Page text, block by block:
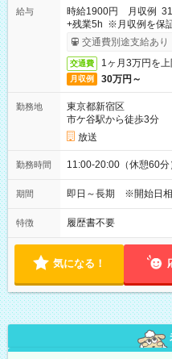
給与
時給1900円 月収例 31
+残業5h ※月収例を保
取りサービス利用可（
交通費別途支給あり
交通費 1ヶ月3万円を
月収例 30万円～
勤務地
東京都新宿区
市ケ谷駅から徒歩3分
放送
勤務時間 11:00-20:00（休憩60分
期間 即日～長期 ※開始日相
特徴 履歴書不要
気になる！